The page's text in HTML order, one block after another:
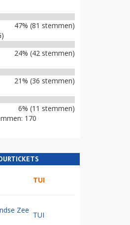
47% (81 stemmen)
24% (42 stemmen)
21% (36 stemmen)
6% (11 stemmen)
170
TUI
Zee
TUI